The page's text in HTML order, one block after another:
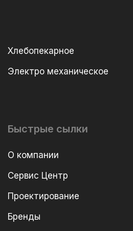
Хлебопекарное
Электро механическое
Быстрые сылки
О компании
Сервис Центр
Проектирование
Бренды